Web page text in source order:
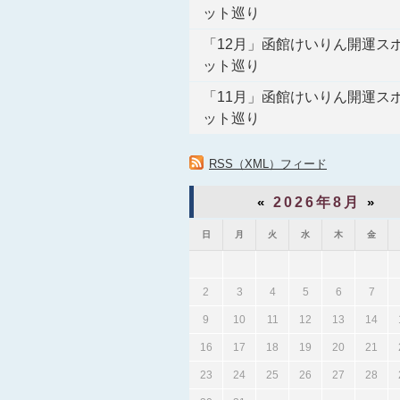
ット巡り
「12月」函館けいりん開運ス
ット巡り
「11月」函館けいりん開運ス
ット巡り
RSS（XML）フィード
« 2026年8月 »
日 月 火 水 木 金
2 3 4 5 6 7
9 10 11 12 13 14
16 17 18 19 20 21
23 24 25 26 27 28